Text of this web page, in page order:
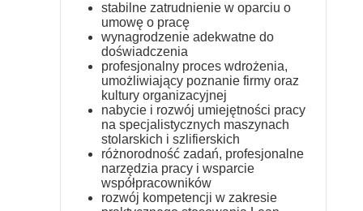
stabilne zatrudnienie w oparciu o
umowę o pracę
wynagrodzenie adekwatne do
doświadczenia
profesjonalny proces wdrożenia,
umożliwiający poznanie firmy oraz
kultury organizacyjnej
nabycie i rozwój umiejętności pracy
na specjalistycznych maszynach
stolarskich i szlifierskich
różnorodność zadań, profesjonalne
narzędzia pracy i wsparcie
współpracowników
rozwój kompetencji w zakresie